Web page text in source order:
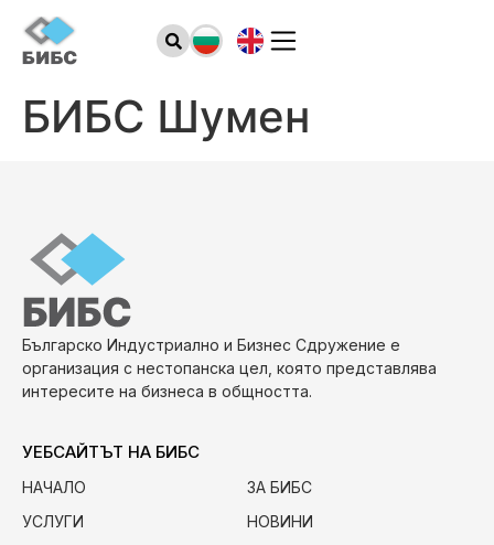
БИБС Шумен
Българско Индустриално и Бизнес Сдружение е
организация с нестопанска цел, която представлява
интересите на бизнеса в общността.
УЕБСАЙТЪТ НА БИБС
НАЧАЛО
УСЛУГИ
ЗА БИБС
НОВИНИ